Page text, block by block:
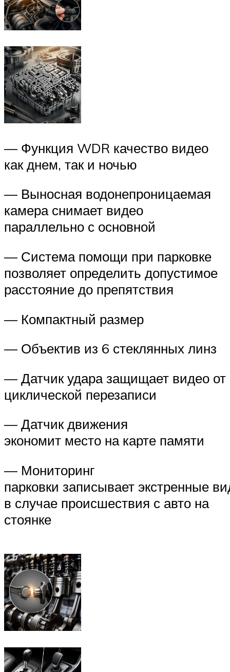
— Функция WDR качество видео
как днем, так и ночью
— Выносная водонепроницаемая
камера снимает видео
параллельно с основной
— Система помощи при парковке
позволяет определить допустимое
расстояние до препятствия
— Компактный размер
— Объектив из 6 стеклянных линз
— Датчик удара защищает видео от
циклической перезаписи
— Датчик движения
экономит место на карте памяти
— Мониторинг
парковки записывает экстренные
в случае происшествия с авто на
стоянке